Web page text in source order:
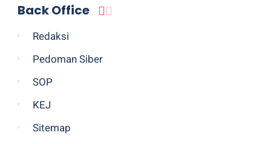
Back Office
Redaksi
Pedoman Siber
SOP
KEJ
Sitemap